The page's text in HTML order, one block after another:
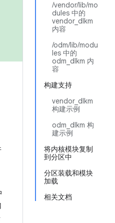
/vendor/lib/mo
dules 中的
vendor_dlkm
内容
/odm/lib/modu
les 中的
odm_dlkm 内
容
构建支持
vendor_dlkm
构建示例
odm_dlkm 构
建示例
将内核模块复制
到分区中
分区装载和模块
加载
相关文档